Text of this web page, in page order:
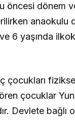
öncesi dönem
6 yaşında
çocukları
çocuklar
Devlete bağlı